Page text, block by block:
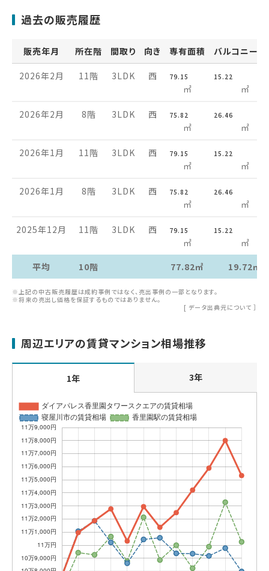
過去の販売履歴
販売年月 所在階 間取り 向き 専有面積 バルコニー
2026年2月 11階 3LDK 西 79.15
㎡
15.22
㎡
2026年2月 8階 3LDK 西 75.82
㎡
26.46
㎡
2026年1月 11階 3LDK 西 79.15
㎡
15.22
㎡
2026年1月 8階 3LDK 西 75.82
㎡
26.46
㎡
2025年12月 11階 3LDK 西 79.15
㎡
15.22
㎡
平均
10階 77.82㎡ 19.72㎡
※上記の中古販売履歴は成約事例ではなく、売出事例の一部となります。
※将来の売出し価格を保証するものではありません。
[ データ出典元について ］
周辺エリアの賃貸マンション相場推移
1年 3年